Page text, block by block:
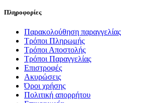
Πληροφορίες
Παρακολούθηση παραγγελίας
Τρόποι Πληρωμής
Τρόποι Αποστολής
Τρόποι Παραγγελίας
Επιστροφές
Ακυρώσεις
Όροι χρήσης
Πολιτική απορρήτου